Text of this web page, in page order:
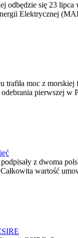
odbędzie się 23
Elektrycznej
moc z
pierwszej
z dwoma
wartość